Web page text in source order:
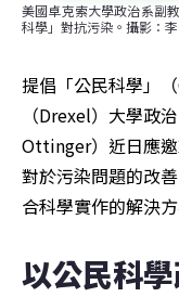
美國卓克索大學政治系副
科學」對抗污染。攝影：李
提倡「公民科學」
（Drexel）大學政
Ottinger）近日應邀
對於污染問題的改
合科學實作的解決方
以公民科